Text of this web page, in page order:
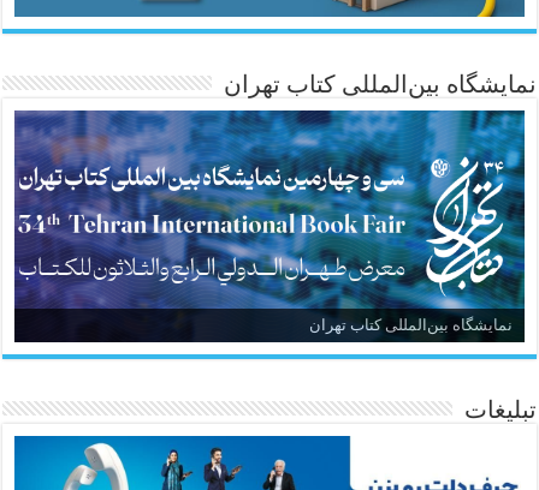
نمایشگاه بین‌المللی کتاب تهران
نمایشگاه بین‌المللی کتاب تهران
تبلیغات